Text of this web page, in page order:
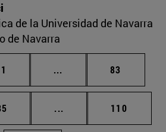
de la Universidad de Navarra
de Navarra
Página
1 ... Páginas intermedias
Página
83
... Páginas intermedias
Página
110